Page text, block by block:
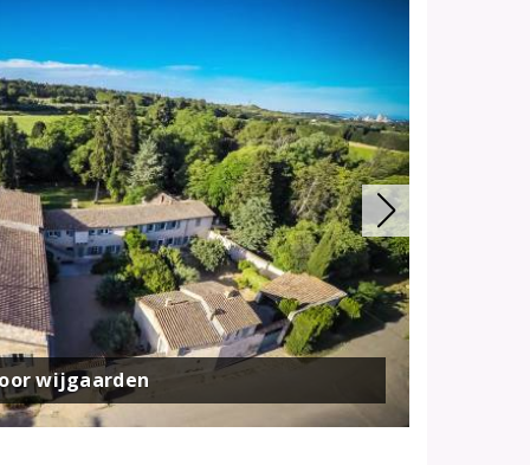
wijgaarden